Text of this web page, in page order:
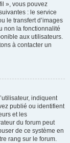
», vous pouvez
: le service
le transfert d’images
non la fonctionnalité
aux utilisateurs.
à contacter un
indiquent
publié ou identifient
et les
du forum peut
de ce système en
rang sur le forum.